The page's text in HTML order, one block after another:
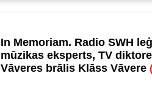
In Memoriam. Radio SWH
mūzikas eksperts, TV
Vāveres brālis Klāss Vāvere